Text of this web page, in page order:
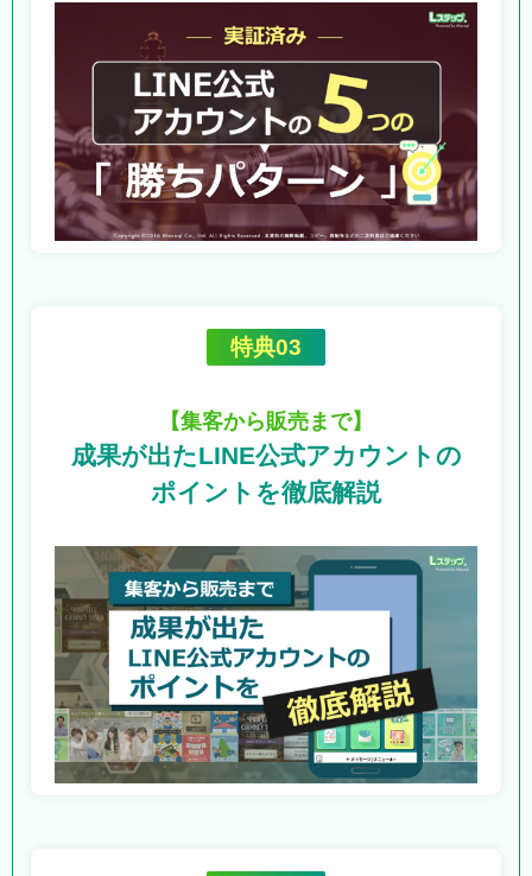
特典03
【集客から販売まで】
成果が出たLINE公式アカウントの
ポイントを徹底解説